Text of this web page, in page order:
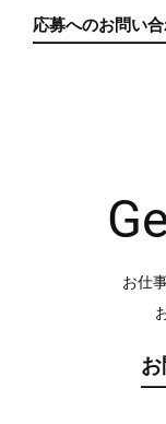
応募へのお問い
お仕